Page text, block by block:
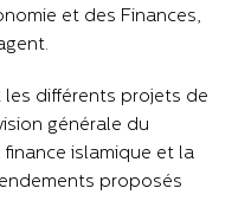
et des Finances,
les différents projets de
générale du
islamique et la
proposés